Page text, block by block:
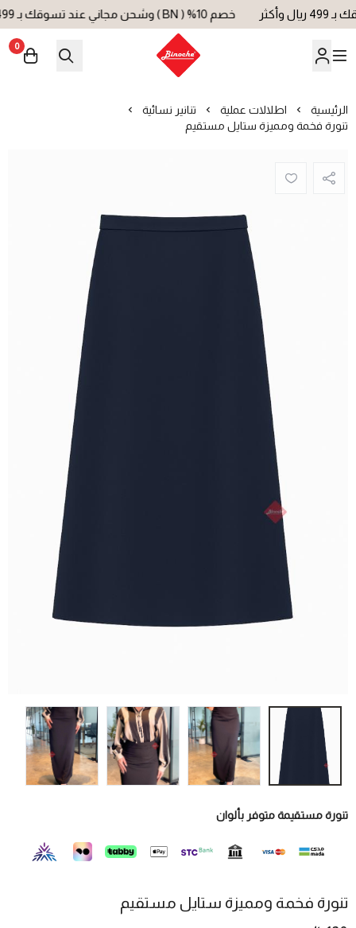
خصم 10% ( BN ) وشحن مجاني عند تسوقك بـ 499 ريال وأكثر
بينوش | Binoche
0
الرئيسية اطلالات عملية
تنانير نسائية
تنورة فخمة ومميزة ستايل مستقيم
تنورة فخمة ومميزة ستايل مستقيم
تنورة مستقيمة متوفر بألوان